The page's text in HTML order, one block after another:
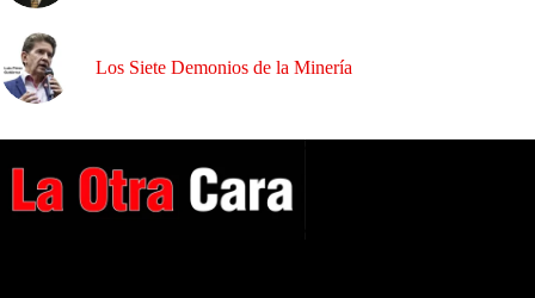
Los Siete Demonios de la Minería